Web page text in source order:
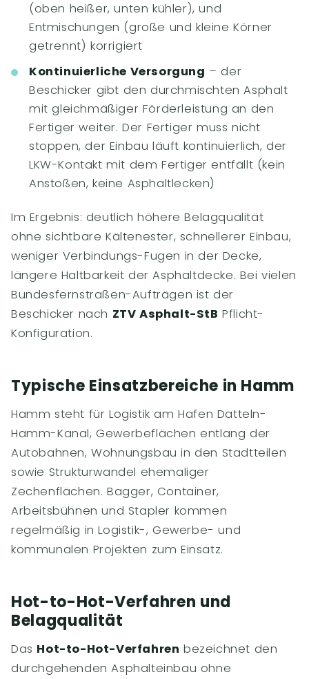
(oben heißer, unten kühler), und
Entmischungen (große und kleine Körner
getrennt) korrigiert
Kontinuierliche Versorgung – der
Beschicker gibt den durchmischten Asphalt
mit gleichmäßiger Förderleistung an den
Fertiger weiter. Der Fertiger muss nicht
stoppen, der Einbau läuft kontinuierlich, der
LKW-Kontakt mit dem Fertiger entfällt (kein
Anstoßen, keine Asphaltlecken)
Im Ergebnis: deutlich höhere Belagqualität
ohne sichtbare Kältenester, schnellerer Einbau,
weniger Verbindungs-Fugen in der Decke,
längere Haltbarkeit der Asphaltdecke. Bei vielen
Bundesfernstraßen-Aufträgen ist der
Beschicker nach ZTV Asphalt-StB Pflicht-
Konfiguration.
Typische Einsatzbereiche in Hamm
Hamm steht für Logistik am Hafen Datteln-
Hamm-Kanal, Gewerbeflächen entlang der
Autobahnen, Wohnungsbau in den Stadtteilen
sowie Strukturwandel ehemaliger
Zechenflächen. Bagger, Container,
Arbeitsbühnen und Stapler kommen
regelmäßig in Logistik-, Gewerbe- und
kommunalen Projekten zum Einsatz.
Hot-to-Hot-Verfahren und
Belagqualität
Das Hot-to-Hot-Verfahren bezeichnet den
durchgehenden Asphalteinbau ohne